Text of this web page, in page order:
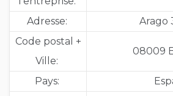
Adresse:
Arago
Code postal +
Ville:
08009
Pays: